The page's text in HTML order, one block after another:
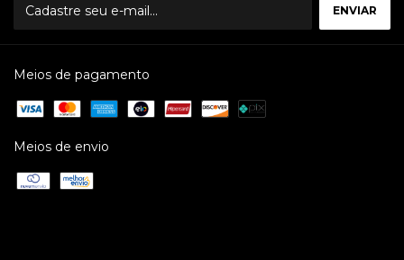
Meios de pagamento
Meios de envio